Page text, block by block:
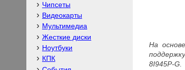
На
8I945P-
Чипсеты
Видеокарты
Мультимедиа
Жесткие диски
Ноутбуки
КПК